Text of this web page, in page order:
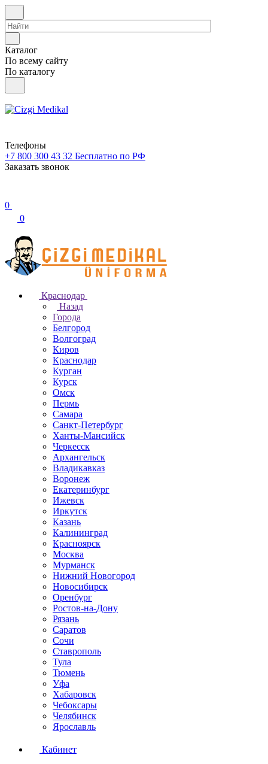
Каталог
По всему сайту
По каталогу
Телефоны
+7 800 300 43 32 Бесплатно по РФ
Заказать звонок
0
0
Краснодар
Назад
Города
Белгород
Волгоград
Киров
Краснодар
Курган
Курск
Омск
Пермь
Самара
Санкт-Петербург
Ханты-Мансийск
Черкесск
Архангельск
Владикавказ
Воронеж
Екатеринбург
Ижевск
Иркутск
Казань
Калининград
Красноярск
Москва
Мурманск
Нижний Новогород
Новосибирск
Оренбург
Ростов-на-Дону
Рязань
Саратов
Сочи
Ставрополь
Тула
Тюмень
Уфа
Хабаровск
Чебоксары
Челябинск
Ярославль
Кабинет